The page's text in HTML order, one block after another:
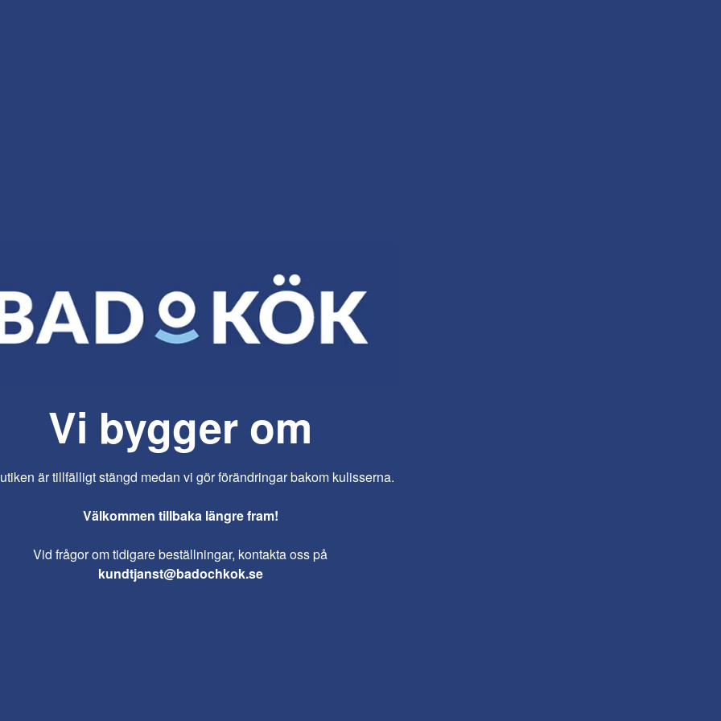
Vi bygger om
är tillfälligt stängd medan vi gör förändringar bakom kulisserna.
Välkommen tillbaka längre fram!
Vid frågor om tidigare beställningar, kontakta oss på
kundtjanst@badochkok.se